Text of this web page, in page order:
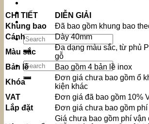
Liên Hệ
Search
for:
Search
for:
CHI TIẾT
DIỄN GIẢI
Khung bao
Đã bao gồm khung bao
Cánh
Dày 40mm
Màu sắc
Đa dạng màu sắc, từ phủ
gỗ
Bản lề
Bao gồm 4 bản lề inox
Khóa
Đơn giá chưa bao gồm ổ
kiện khác
VAT
Đơn giá đã bao gồm 10%
Lắp đặt
Đơn giá chưa bao gồm phí
Giá chưa bao gồm phí vận